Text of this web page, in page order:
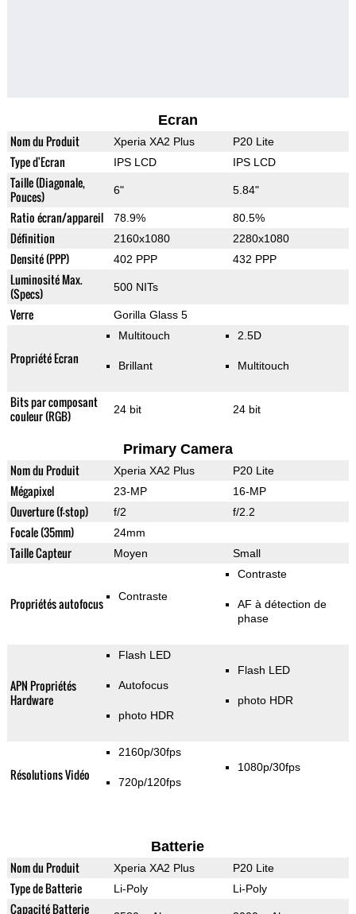
Ecran
Nom du Produit Xperia XA2 Plus P20 Lite
Type d'Ecran IPS LCD IPS LCD
Taille (Diagonale,
Pouces)
6" 5.84"
Ratio écran/appareil 78.9% 80.5%
Définition 2160x1080 2280x1080
Densité (PPP) 402 PPP 432 PPP
Luminosité Max.
(Specs)
500 NITs
Verre Gorilla Glass 5
Propriété Ecran
Multitouch
Brillant
2.5D
Multitouch
Bits par composant
couleur (RGB)
24 bit 24 bit
Primary Camera
Nom du Produit Xperia XA2 Plus P20 Lite
Mégapixel 23-MP 16-MP
Ouverture (f-stop) f/2 f/2.2
Focale (35mm) 24mm
Taille Capteur Moyen Small
Propriétés autofocus Contraste
Contraste
AF à détection de
phase
APN Propriétés
Hardware
Flash LED
Autofocus
photo HDR
Flash LED
photo HDR
Résolutions Vidéo
2160p/30fps
720p/120fps
1080p/30fps
Batterie
Nom du Produit Xperia XA2 Plus P20 Lite
Type de Batterie Li-Poly Li-Poly
Capacité Batterie